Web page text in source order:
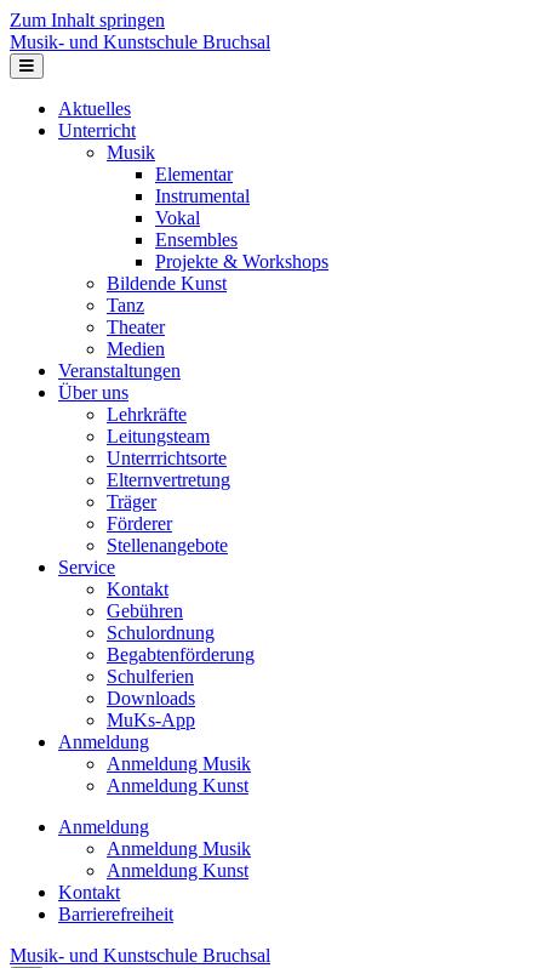
Zum Inhalt springen
Musik- und Kunstschule Bruchsal
Navigation
Aktuelles
Unterricht
Musik
Elementar
Instrumental
Vokal
Ensembles
Projekte & Workshops
Bildende Kunst
Tanz
Theater
Medien
Veranstaltungen
Über uns
Lehrkräfte
Leitungsteam
Unterrrichtsorte
Elternvertretung
Träger
Förderer
Stellenangebote
Service
Kontakt
Gebühren
Schulordnung
Begabtenförderung
Schulferien
Downloads
MuKs-App
Anmeldung
Anmeldung Musik
Anmeldung Kunst
Anmeldung
Anmeldung Musik
Anmeldung Kunst
Kontakt
Barrierefreiheit
Musik- und Kunstschule Bruchsal